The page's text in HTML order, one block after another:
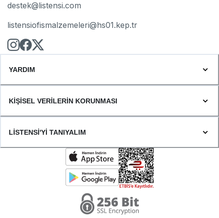
destek@listensi.com
listensiofismalzemeleri@hs01.kep.tr
YARDIM
KİŞİSEL VERİLERİN KORUNMASI
LİSTENSİ'Yİ TANIYALIM